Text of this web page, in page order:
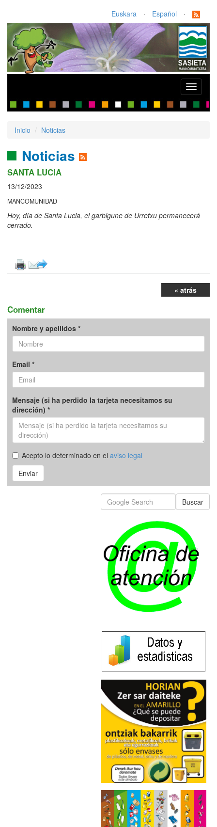
Euskara · Español ·
Toggle
Inicio Noticias
Noticias
SANTA LUCIA
13/12/2023
MANCOMUNIDAD
Hoy, día de Santa Lucia, el garbigune de Urretxu permanecerá
cerrado.
« atrás
Comentar
Nombre y apellidos *
Email *
Mensaje (si ha perdido la tarjeta necesitamos su
dirección) *
Acepto lo determinado en el aviso legal
Enviar
Buscar